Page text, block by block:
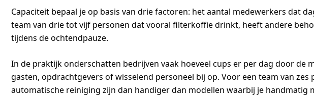
Capaciteit bepaal je op basis van drie factoren: het aantal medewerkers dat
team van drie tot vijf personen dat vooral filterkoffie drinkt, heeft andere
tijdens de ochtendpauze.
In de praktijk onderschatten bedrijven vaak hoeveel cups er per dag door
gasten, opdrachtgevers of wisselend personeel bij op. Voor een team van
automatische reiniging zijn dan handiger dan modellen waarbij je handmatig